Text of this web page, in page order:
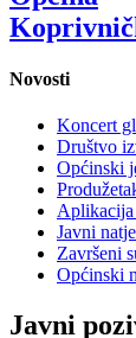
Novosti
Koncert
Društvo
Općinski
Aplikacija
Javni
Završeni
Općinski
Javni